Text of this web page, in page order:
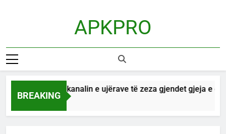
APKPRO
BREAKING
në Tiranë, në kanalin e ujërave të zeza gjendet gjeja e